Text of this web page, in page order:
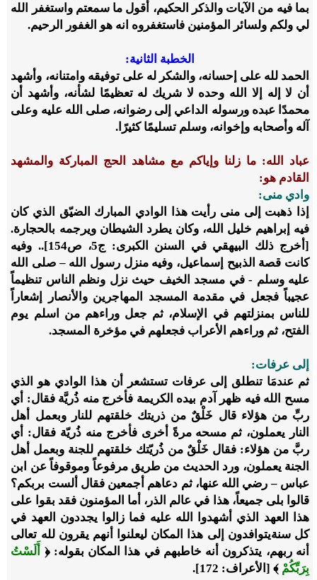
بما فيه من الآيات والذكر الحكيم، أقول ما سمعتم واستغفر الله
لي ولكم ولسائر المؤمنين فاستغفروه انه هو الغفور الرحيم.
الخطبة الثانية:
الحمد لله على إحسانه، والشكر له على توفيقه وامتنانه، وأشهد
أن لا إله إلا الله وحده لا شريك له تعظيمًا لشأنه، وأشهد أن
محمدًا عبده ورسوله الداعي إلى رضوانه، صلى الله عليه وعلى
آله وأصحابه وإخوانه، وسلم تسليمًا كثيرًا.
عباد الله: ما زلنا وإياكم مع مشاهد الحج المباركة والمشهد
القادم هو:
وادي منى:
إذا ذهبت إلى منى رأيت هذا الوادي المبارك الضيّق الذي كان
فيه إبراهيم خليل الله، وكان يطرد الشيطان ويرجمه بالحجارة.
[أخرج ذلك البيهقي في السنن الكبرى: ج5، ص154].. وفيه
كانت قصة الذبيح إسماعيل، وفيه منزل رسول الله – صلى الله
عليه وسلم - في مسجد الخيف حيث نزل ونظم الناس تنظيماً
عجيباً فجعل في مقدمة المسجد المهاجرين والأنصار إشعاراً
للناس بمنزلتهم في الإسلام، ثم جعل وراءهم من اسلم يوم
الفتح، ثم وراءهم الأعراب فجعلهم في مؤخرة المسجد.
إلى عرفات:
ثم عندمَا تنطلق إلى عرفات تستشعر أن هذا الوادي هو الذي
مسح الله فيه ظهر آدم بيده الكريمة فأخرج منه ذُريَّة فقال: أي
ربِّ من هؤلاء قال خَلْقٌ من ذريتك خلقتهم للنار وبعمل أهل
النار يعملون، ثم مسحه مرةً أخرى فأخرج منه ذُريّة فقال: أي
ربَّ من هؤلاء: فقال خَلْقٌ من ذُريّتك خلقتهم للجنة وبعمل أهل
الجنة يعملون، ورد الحديث من طريق مرفوعاً وموقوفاً عن ابن
عباس – رضي الله عنها، ثم دعاهم أجمعين فقال ألست بربكم؟
قالوا بلى جميعاً، هذا في عالم الذر، أما المؤمنون فقد بقوا على
هذا العهد الذي أشهدوا الله عليه فما زالوا يجددون العهد في
كل سنةيتوافدون إلى هذا المكان ليعلنوا أنهم يقرون لله تعالى
أنه ربهم، يتذكرون أنه خاطبهم في هذا المكان بقوله: ﴿ أَلَسْتُ
بِرَبِّكُمْ ﴾ [الأعراف: 172].